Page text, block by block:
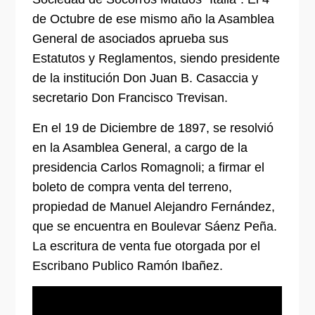
de Octubre de ese mismo año la Asamblea
General de asociados aprueba sus
Estatutos y Reglamentos, siendo presidente
de la institución Don Juan B. Casaccia y
secretario Don Francisco Trevisan.
En el 19 de Diciembre de 1897, se resolvió
en la Asamblea General, a cargo de la
presidencia Carlos Romagnoli; a firmar el
boleto de compra venta del terreno,
propiedad de Manuel Alejandro Fernández,
que se encuentra en Boulevar Sáenz Peña.
La escritura de venta fue otorgada por el
Escribano Publico Ramón Ibañez.